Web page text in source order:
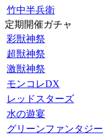
竹中半兵衛
定期開催ガチャ
彩獣神祭
超獣神祭
激獣神祭
モンコレDX
レッドスターズ
水の遊宴
グリーンファンタジー